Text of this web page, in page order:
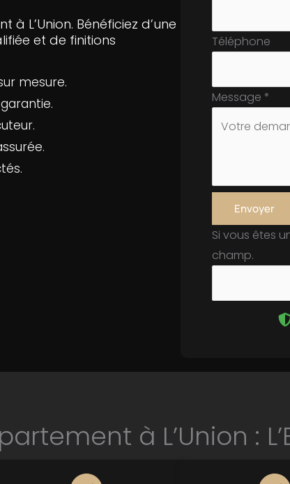
L’Union. Bénéficiez d’une
et de finitions
mesure.
Téléphone
Message *
Envoyer
Si vous êtes
champ.
à L’Union :